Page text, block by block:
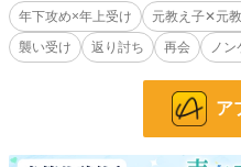
20231216
228,635 位 / 228,635 件
BL 31,391 位 / 31,391 件
年下攻め×年上受け
元教え子✕元
襲い受け
返り討ち 再会 ノン
ア